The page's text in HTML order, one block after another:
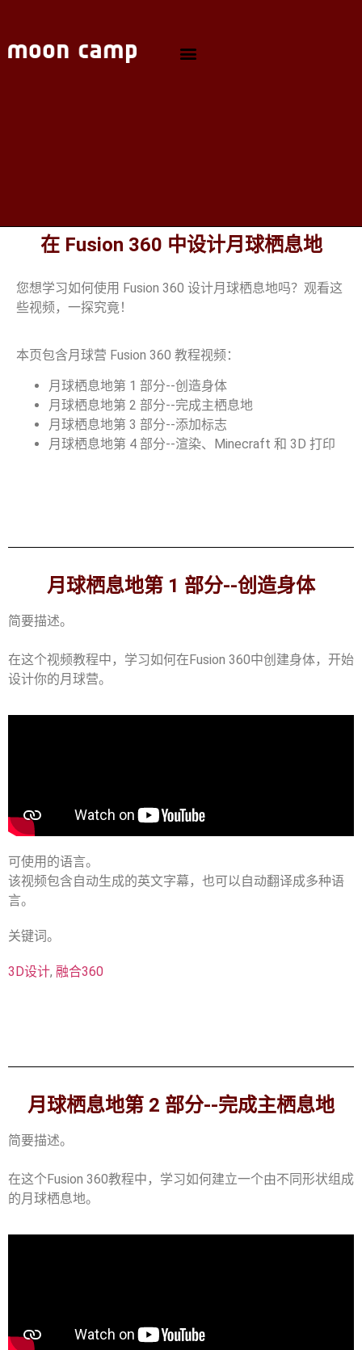
在 Fusion 360 中设计月球栖息地
您想学习如何使用 Fusion 360 设计月球栖息地吗？观看这
些视频，一探究竟！
本页包含月球营 Fusion 360 教程视频：
月球栖息地第 1 部分--创造身体
月球栖息地第 2 部分--完成主栖息地
月球栖息地第 3 部分--添加标志
月球栖息地第 4 部分--渲染、Minecraft 和 3D 打印
月球栖息地第 1 部分--创造身体
简要描述。
在这个视频教程中，学习如何在Fusion 360中创建身体，开始
设计你的月球营。
可使用的语言。
该视频包含自动生成的英文字幕，也可以自动翻译成多种语
言。
关键词。
3D设计, 融合360
月球栖息地第 2 部分--完成主栖息地
简要描述。
在这个Fusion 360教程中，学习如何建立一个由不同形状组成
的月球栖息地。